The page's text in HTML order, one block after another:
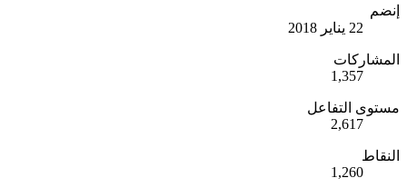
إنضم
22 يناير 2018
المشاركات
1,357
مستوى التفاعل
2,617
النقاط
1,260